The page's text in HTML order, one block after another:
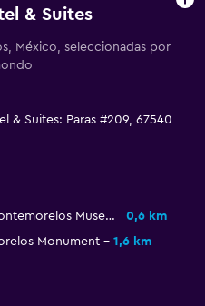
& Suites
México, seleccionadas por
& Suites: Paras #209, 67540
Montemorelos Museum
0,6 km
Monument
1,6 km